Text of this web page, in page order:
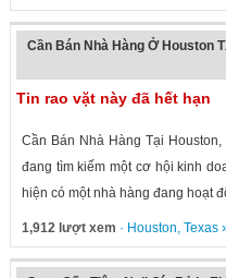
Cần Bán Nhà Hàng Ở Houston
Tin rao vặt này đã hết hạn
Cần Bán Nhà Hàng Tại
đang tìm kiếm một cơ hội kinh
hiện có một nhà hàng đang hoạt
1,912 lượt xem · Houston, Texas